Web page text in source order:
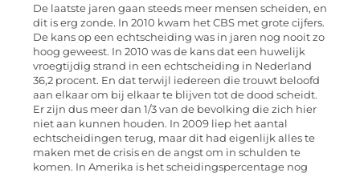
De laatste jaren gaan steeds meer mensen scheiden, en
dit is erg zonde. In 2010 kwam het CBS met grote cijfers.
De kans op een echtscheiding was in jaren nog nooit zo
hoog geweest. In 2010 was de kans dat een huwelijk
vroegtijdig strand in een echtscheiding in Nederland
36,2 procent. En dat terwijl iedereen die trouwt beloofd
aan elkaar om bij elkaar te blijven tot de dood scheidt.
Er zijn dus meer dan 1/3 van de bevolking die zich hier
niet aan kunnen houden. In 2009 liep het aantal
echtscheidingen terug, maar dit had eigenlijk alles te
maken met de crisis en de angst om in schulden te
komen. In Amerika is het scheidingspercentage nog